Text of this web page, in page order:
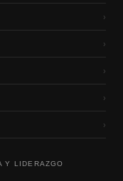
›
›
›
›
›
Y LIDERAZGO